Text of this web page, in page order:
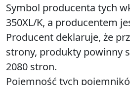
Symbol producenta tych
350XL/K, a producentem
Producent deklaruje, że
strony, produkty powinny
2080 stron.
Pojemność tych